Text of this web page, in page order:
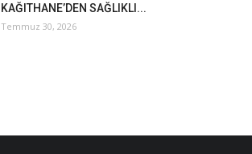
KAĞITHANE’DEN SAĞLIKLI...
Temmuz 30, 2026